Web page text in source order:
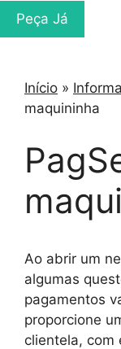
Peça Já
Início »
maquininha
Ao abrir um
algumas
pagamentos
proporcione
clientela, com